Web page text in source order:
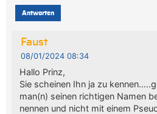
Antworten
Faust
08/01/2024 08:34
Hallo Prinz,
Sie scheinen Ihn ja zu
man(n) seinen richtigen Namen
nennen und nicht mit einem